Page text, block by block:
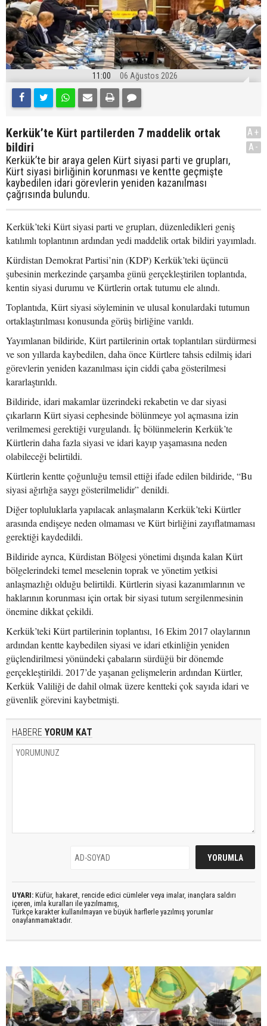
11:00 06 Ağustos 2026
Kerkük’te Kürt partilerden 7 maddelik ortak
bildiri
Kerkük’te bir araya gelen Kürt siyasi parti ve grupları,
Kürt siyasi birliğinin korunması ve kentte geçmişte
kaybedilen idari görevlerin yeniden kazanılması
çağrısında bulundu.
A+
A-
Kerkük’teki Kürt siyasi parti ve grupları, düzenledikleri geniş
katılımlı toplantının ardından yedi maddelik ortak bildiri yayımladı.
Kürdistan Demokrat Partisi’nin (KDP) Kerkük’teki üçüncü
şubesinin merkezinde çarşamba günü gerçekleştirilen toplantıda,
kentin siyasi durumu ve Kürtlerin ortak tutumu ele alındı.
Toplantıda, Kürt siyasi söyleminin ve ulusal konulardaki tutumun
ortaklaştırılması konusunda görüş birliğine varıldı.
Yayımlanan bildiride, Kürt partilerinin ortak toplantıları sürdürmesi
ve son yıllarda kaybedilen, daha önce Kürtlere tahsis edilmiş idari
görevlerin yeniden kazanılması için ciddi çaba gösterilmesi
kararlaştırıldı.
Bildiride, idari makamlar üzerindeki rekabetin ve dar siyasi
çıkarların Kürt siyasi cephesinde bölünmeye yol açmasına izin
verilmemesi gerektiği vurgulandı. İç bölünmelerin Kerkük’te
Kürtlerin daha fazla siyasi ve idari kayıp yaşamasına neden
olabileceği belirtildi.
Kürtlerin kentte çoğunluğu temsil ettiği ifade edilen bildiride, “Bu
siyasi ağırlığa saygı gösterilmelidir” denildi.
Diğer topluluklarla yapılacak anlaşmaların Kerkük’teki Kürtler
arasında endişeye neden olmaması ve Kürt birliğini zayıflatmaması
gerektiği kaydedildi.
Bildiride ayrıca, Kürdistan Bölgesi yönetimi dışında kalan Kürt
bölgelerindeki temel meselenin toprak ve yönetim yetkisi
anlaşmazlığı olduğu belirtildi. Kürtlerin siyasi kazanımlarının ve
haklarının korunması için ortak bir siyasi tutum sergilenmesinin
önemine dikkat çekildi.
Kerkük’teki Kürt partilerinin toplantısı, 16 Ekim 2017 olaylarının
ardından kentte kaybedilen siyasi ve idari etkinliğin yeniden
güçlendirilmesi yönündeki çabaların sürdüğü bir dönemde
gerçekleştirildi. 2017’de yaşanan gelişmelerin ardından Kürtler,
Kerkük Valiliği de dahil olmak üzere kentteki çok sayıda idari ve
güvenlik görevini kaybetmişti.
HABERE YORUM KAT
UYARI: Küfür, hakaret, rencide edici cümleler veya imalar, inançlara saldırı
içeren, imla kuralları ile yazılmamış,
Türkçe karakter kullanılmayan ve büyük harflerle yazılmış yorumlar
onaylanmamaktadır.